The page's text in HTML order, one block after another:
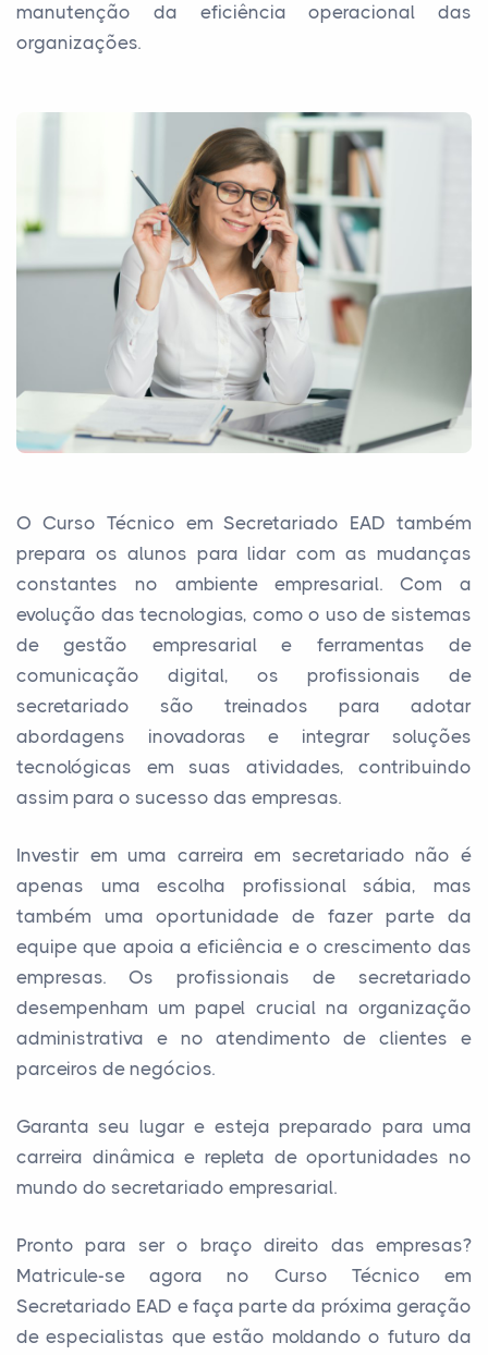
manutenção da eficiência operacional das
organizações.
O Curso Técnico em Secretariado EAD também
prepara os alunos para lidar com as mudanças
constantes no ambiente empresarial. Com a
evolução das tecnologias, como o uso de sistemas
de gestão empresarial e ferramentas de
comunicação digital, os profissionais de
secretariado são treinados para adotar
abordagens inovadoras e integrar soluções
tecnológicas em suas atividades, contribuindo
assim para o sucesso das empresas.
Investir em uma carreira em secretariado não é
apenas uma escolha profissional sábia, mas
também uma oportunidade de fazer parte da
equipe que apoia a eficiência e o crescimento das
empresas. Os profissionais de secretariado
desempenham um papel crucial na organização
administrativa e no atendimento de clientes e
parceiros de negócios.
Garanta seu lugar e esteja preparado para uma
carreira dinâmica e repleta de oportunidades no
mundo do secretariado empresarial.
Pronto para ser o braço direito das empresas?
Matricule-se agora no Curso Técnico em
Secretariado EAD e faça parte da próxima geração
de especialistas que estão moldando o futuro da